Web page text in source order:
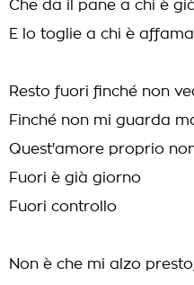
Che da il pane a chi è
E lo toglie a chi è
Resto fuori finché non
Finché non mi guarda
Quest'amore proprio
Fuori è già giorno
Fuori controllo
Non è che mi alzo